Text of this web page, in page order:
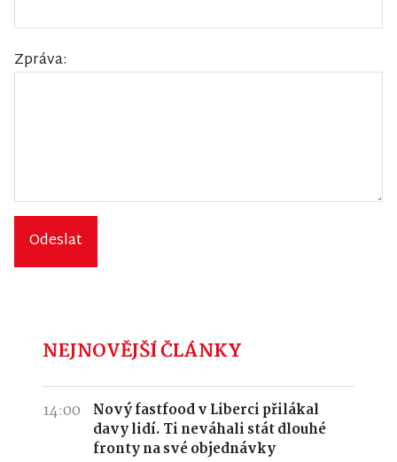
Zpráva:
Odeslat
NEJNOVĚJŠÍ ČLÁNKY
14:00
Nový fastfood v Liberci přilákal
davy lidí. Ti neváhali stát dlouhé
fronty na své objednávky